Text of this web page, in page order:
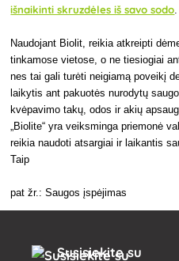
išnaikinti skruzdėles iš savo sodo
Naudojant Biolit, reikia atkreipti
tinkamose vietose, o ne tiesiogiai
nes tai gali turėti neigiamą poveikį
laikytis ant pakuotės nurodytų
kvėpavimo takų, odos ir akių
„Biolite“ yra veiksminga priemonė
reikia naudoti atsargiai ir laikantis
Taip
pat žr.: Saugos įspėjimas
Susisiekite su